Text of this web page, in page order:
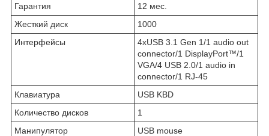
Гарантия
12 мес.
Жесткий диск
1000
Интерфейсы
4xUSB 3.1 Gen 1/1 audio out
connector/1 DisplayPort™/1
VGA/4 USB 2.0/1 audio in
connector/1 RJ-45
Клавиатура
USB KBD
Количество дисков
1
Манипулятор
USB mouse